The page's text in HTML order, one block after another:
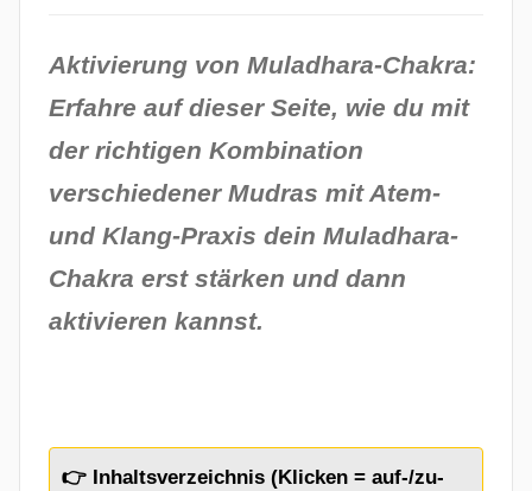
Aktivierung von Muladhara-Chakra:
Erfahre auf dieser Seite, wie du mit
der richtigen Kombination
verschiedener Mudras mit Atem-
und Klang-Praxis dein Muladhara-
Chakra erst stärken und dann
aktivieren kannst.
👉 Inhaltsverzeichnis (Klicken = auf-/zu-